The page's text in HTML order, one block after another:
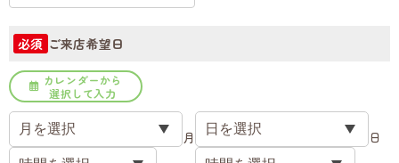
必須 ご来店希望日
カレンダーから
選択して入力
月
日